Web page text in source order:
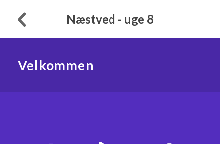
Næstved - uge 8
Velkommen